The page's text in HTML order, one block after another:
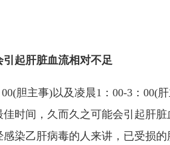
起肝脏血流相对不足
胆主事)以及凌晨1：00-3：00(
时间，久而久之可能会引起肝
染乙肝病毒的人来讲，已受损